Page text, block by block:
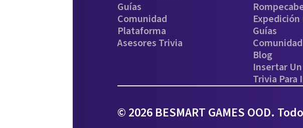
Guías
Comunidad
Plataforma
Asesores Trivia
Guías
Comunidad
Blog
Insertar
Trivia Para
© 2026 BESMART GAMES OOD.